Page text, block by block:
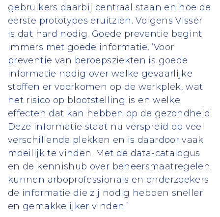
gebruikers daarbij centraal staan en hoe de
eerste prototypes eruitzien. Volgens Visser
is dat hard nodig. Goede preventie begint
immers met goede informatie. ‘Voor
preventie van beroepsziekten is goede
informatie nodig over welke gevaarlijke
stoffen er voorkomen op de werkplek, wat
het risico op blootstelling is en welke
effecten dat kan hebben op de gezondheid.
Deze informatie staat nu verspreid op veel
verschillende plekken en is daardoor vaak
moeilijk te vinden. Met de data-catalogus
en de kennishub over beheersmaatregelen
kunnen arboprofessionals en onderzoekers
de informatie die zij nodig hebben sneller
en gemakkelijker vinden.’